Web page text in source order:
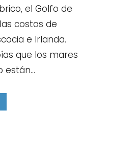
el Golfo de
costas de
e Irlanda.
que los mares
están...